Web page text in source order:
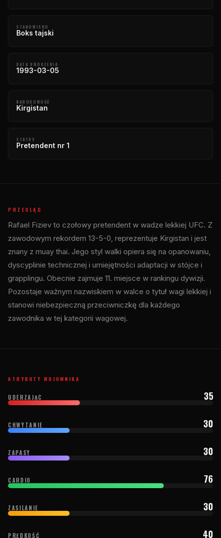
STANOWISKO
Boks tajski
DATA URODZENIA
1993-03-05
NARODOWOŚĆ
Kirgistan
STATUS
Pretendent nr 1
PRZEGLĄD
Rafael Fiziev to czołowy pretendent w wadze lekkiej UFC. Z
zawodowym rekordem 13-5-0, reprezentuje Kirgistan i jest
znany z muay thai. Jego styl walki opiera się na opanowaniu,
dyscyplinie technicznej i umiejętności adaptacji w stójce i
grapplingu. Obecnie zajmuje 11. miejsce w rankingu dywizji.
Pozostaje ważnym nazwiskiem w walce o tytuł wagi lekkiej i
stanowi niebezpieczną przeciwniczkę dla każdego
zawodnika w tej kategorii wagowej.
ATRYBUTY WOJOWNIKA
UDERZAJĄC 35
CHWYTANIE 30
ZAPASY 30
CARDIO 76
ZASILANIE 30
PRĘDKOŚĆ 40